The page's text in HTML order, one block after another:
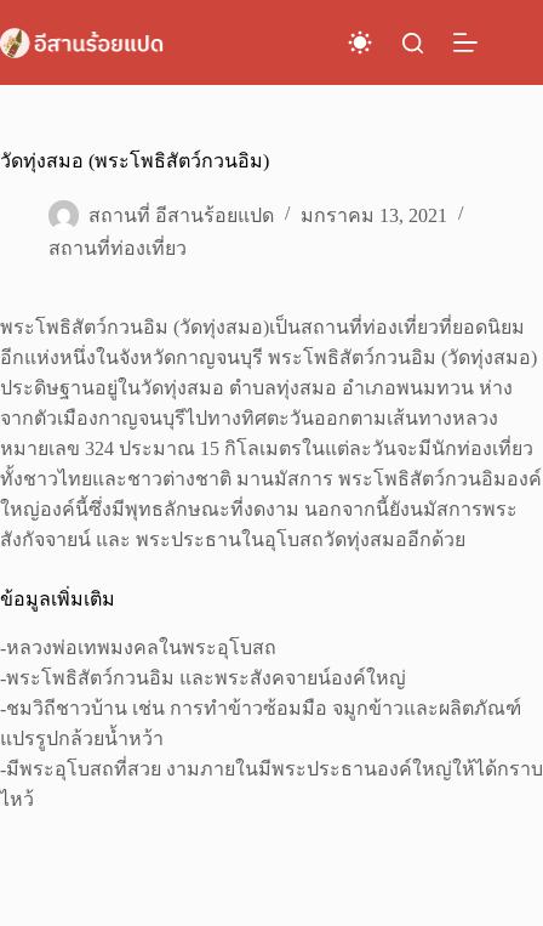
to
content
วัดทุ่งสมอ (พระโพธิสัตว์กวนอิม)
สถานที่ อีสานร้อยแปด
มกราคม 13, 2021
สถานที่ท่องเที่ยว
พระโพธิสัตว์กวนอิม (วัดทุ่งสมอ)เป็นสถานที่ท่องเที่ยวที่ยอดนิยม
อีกแห่งหนึ่งในจังหวัดกาญจนบุรี พระโพธิสัตว์กวนอิม (วัดทุ่งสมอ)
ประดิษฐานอยู่ในวัดทุ่งสมอ ตำบลทุ่งสมอ อำเภอพนมทวน ห่าง
จากตัวเมืองกาญจนบุรีไปทางทิศตะวันออกตามเส้นทางหลวง
หมายเลข 324 ประมาณ 15 กิโลเมตรในแต่ละวันจะมีนักท่องเที่ยว
ทั้งชาวไทยและชาวต่างชาติ มานมัสการ พระโพธิสัตว์กวนอิมองค์
ใหญ่องค์นี้ซึ่งมีพุทธลักษณะที่งดงาม นอกจากนี้ยังนมัสการพระ
สังกัจจายน์ และ พระประธานในอุโบสถวัดทุ่งสมออีกด้วย
ข้อมูลเพิ่มเติม
-หลวงพ่อเทพมงคลในพระอุโบสถ
-พระโพธิสัตว์กวนอิม และพระสังคจายน์องค์ใหญ่
-ชมวิถีชาวบ้าน เช่น การทำข้าวซ้อมมือ จมูกข้าวและผลิตภัณฑ์
แปรรูปกล้วยน้ำหว้า
-มีพระอุโบสถที่สวย งามภายในมีพระประธานองค์ใหญ่ให้ได้กราบ
ไหว้